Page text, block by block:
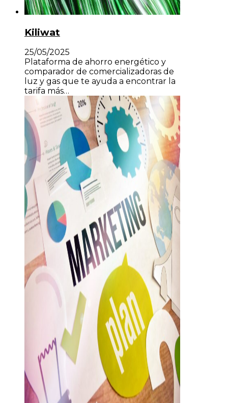
Kiliwat
25/05/2025
Plataforma de ahorro energético y
comparador de comercializadoras de
luz y gas que te ayuda a encontrar la
tarifa más…